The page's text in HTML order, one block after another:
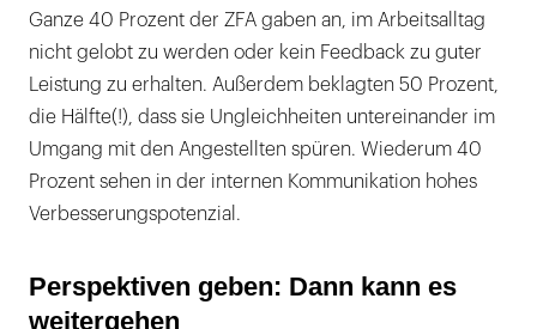
Ganze 40 Prozent der ZFA gaben an, im Arbeitsalltag
nicht gelobt zu werden oder kein Feedback zu guter
Leistung zu erhalten. Außerdem beklagten 50 Prozent,
die Hälfte(!), dass sie Ungleichheiten untereinander im
Umgang mit den Angestellten spüren. Wiederum 40
Prozent sehen in der internen Kommunikation hohes
Verbesserungspotenzial.
Perspektiven geben: Dann kann es
weitergehen